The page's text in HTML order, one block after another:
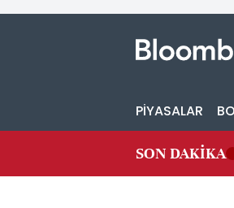
PİYASALAR
SON DAKİKA